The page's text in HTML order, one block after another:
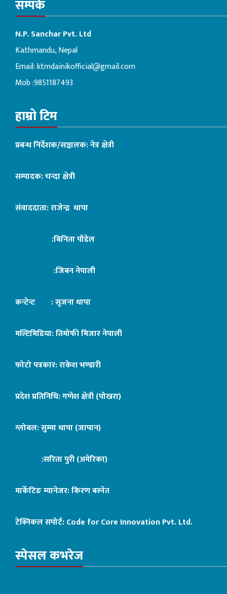
सम्पर्क
N.P. Sanchar Pvt. Ltd
Kathmandu, Nepal
Email:ktmdainikofficial@gmail.com
Mob :9851187493
हाम्रो टिम
प्रबन्ध निर्देशक/सञ्चालक: नेत्र क्षेत्री
सम्पादक: चन्दा क्षेत्री
संवाददाता: राजेन्द्र थापा
:बिनिता पौडेल
:जिबन नेपाली
कन्टेन्ट : सृजना थापा
मल्टिमिडिया: तिमोफी मिजार नेपाली
फोटो पत्रकार: राकेश भण्डारी
प्रदेश प्रतिनिधि: गणेश क्षेत्री (पोखरा)
ग्लोबल: सुम्मा थापा (जापान)
:सरिता पुरी (अमेरिका)
मार्केटिङ म्यानेजर: किरण बस्नेत
टेक्निकल सपोर्ट:Code for Core Innovation Pvt. Ltd.
स्पेसल कभरेज